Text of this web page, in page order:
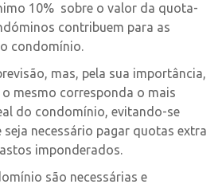
10% sobre o valor da quota-
contribuem para as
condomínio.
mas, pela sua importância,
mesmo corresponda o mais
do condomínio, evitando-se
necessário pagar quotas extra
imponderados.
são necessárias e